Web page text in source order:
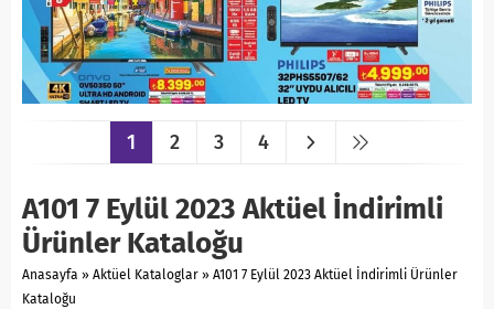
1 2 3 4
A101 7 Eylül 2023 Aktüel İndirimli
Ürünler Kataloğu
Anasayfa » Aktüel Kataloglar » A101 7 Eylül 2023 Aktüel İndirimli Ürünler
Kataloğu